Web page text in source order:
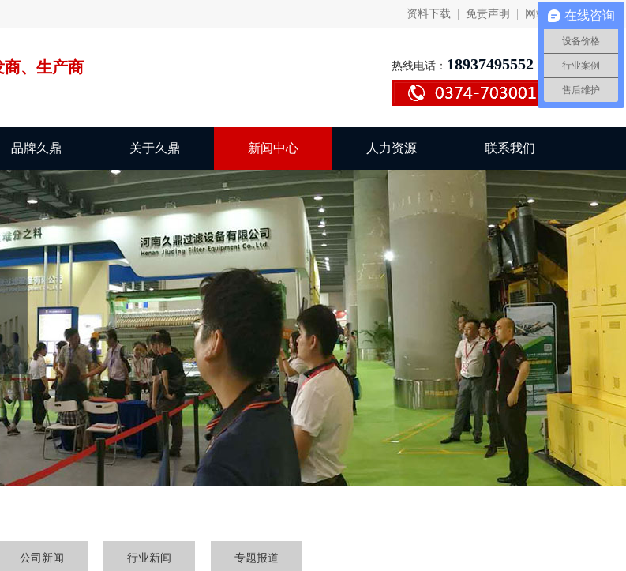
资料下载 免责声明 网站地图
商、生产商 热线电话： 18937495552
品牌久鼎 关于久鼎 新闻中心 人力资源 联系我们
公司新闻 行业新闻 专题报道
在线咨询
设备价格
行业案例
售后维护